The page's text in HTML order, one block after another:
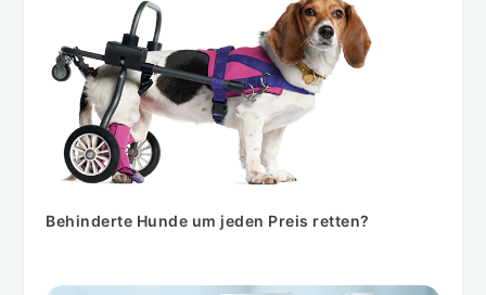
Behinderte Hunde um jeden Preis retten?